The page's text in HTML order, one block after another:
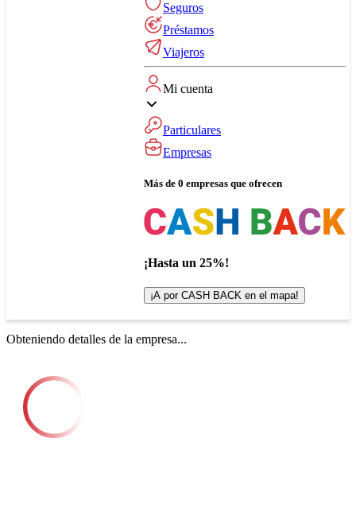
Seguros
Préstamos
Viajeros
Mi cuenta
Particulares
Empresas
Más de 0 empresas que ofrecen
¡Hasta un 25%!
¡A por CASH BACK en el mapa!
Obteniendo detalles de la empresa...